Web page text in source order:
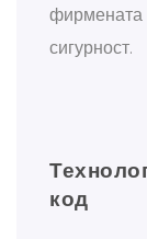
фирмената
сигурност.
код